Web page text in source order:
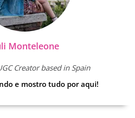
Monteleone
Creator based in Spain
e mostro tudo por aqui!